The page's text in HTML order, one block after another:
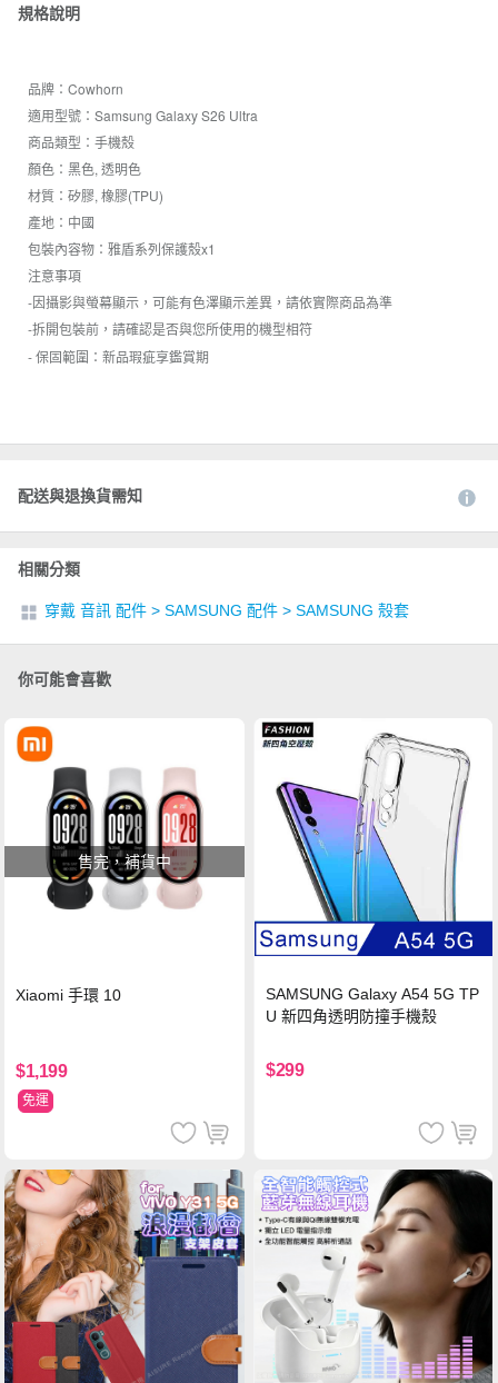
規格說明
品牌：Cowhorn
適用型號：Samsung Galaxy S26 Ultra
商品類型：手機殼
顏色：黑色, 透明色
材質：矽膠, 橡膠(TPU)
產地：中國
包裝內容物：雅盾系列保護殼x1
注意事項
-因攝影與螢幕顯示，可能有色澤顯示差異，請依實際商品為準
-拆開包裝前，請確認是否與您所使用的機型相符
- 保固範圍：新品瑕疵享鑑賞期
配送與退換貨需知
相關分類
穿戴 音訊 配件 > SAMSUNG 配件 > SAMSUNG 殼套
你可能會喜歡
售完，補貨中
Xiaomi 手環 10
$1,199
免運
SAMSUNG Galaxy A54 5G TP
U 新四角透明防撞手機殼
$299